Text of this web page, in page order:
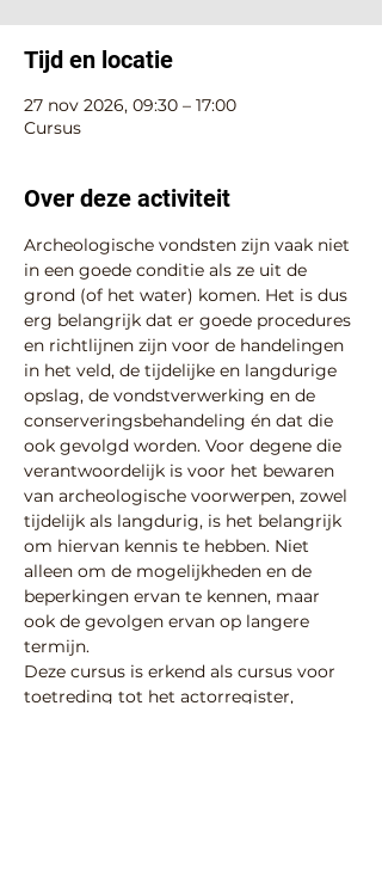
Tijd en locatie
27 nov 2026, 09:30 – 17:00
Cursus
Over deze activiteit
Archeologische vondsten zijn vaak niet
in een goede conditie als ze uit de
grond (of het water) komen. Het is dus
erg belangrijk dat er goede procedures
en richtlijnen zijn voor de handelingen
in het veld, de tijdelijke en langdurige
opslag, de vondstverwerking en de
conserveringsbehandeling én dat die
ook gevolgd worden. Voor degene die
verantwoordelijk is voor het bewaren
van archeologische voorwerpen, zowel
tijdelijk als langdurig, is het belangrijk
om hiervan kennis te hebben. Niet
alleen om de mogelijkheden en de
beperkingen ervan te kennen, maar
ook de gevolgen ervan op langere
termijn.
Deze cursus is erkend als cursus voor
toetreding tot het actorregister,